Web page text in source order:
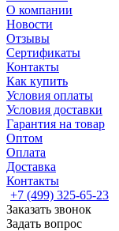
О компании
Новости
Отзывы
Сертификаты
Контакты
Как купить
Условия оплаты
Условия доставки
Гарантия на товар
Оптом
Оплата
Доставка
Контакты
+7 (499) 325-65-23
Заказать звонок
Задать вопрос